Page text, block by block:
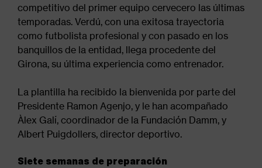
competitivo del primer equipo cervecero las últimas
temporadas. Verdú, con una exitosa trayectoria
como futbolista profesional y con pasado en los
banquillos de la entidad, llega procedente del
Girona, su última experiencia como entrenador.
La plantilla ha recibido la bienvenida por parte del
Presidente Ramon Agenjo, y le han acompañado
Àlex Galí, coordinador de la Fundación Damm, y
Albert Puigdollers, director deportivo.
Siete semanas de preparación